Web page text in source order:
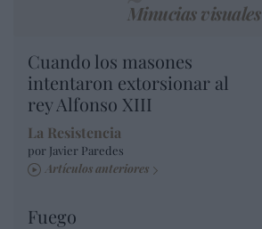
Minucias visuales
Cuando los masones
intentaron extorsionar al
rey Alfonso XIII
La Resistencia
por Javier Paredes
Artículos anteriores
Fuego